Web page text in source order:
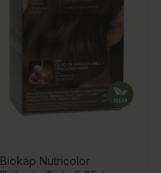
Biokap Nutricolor